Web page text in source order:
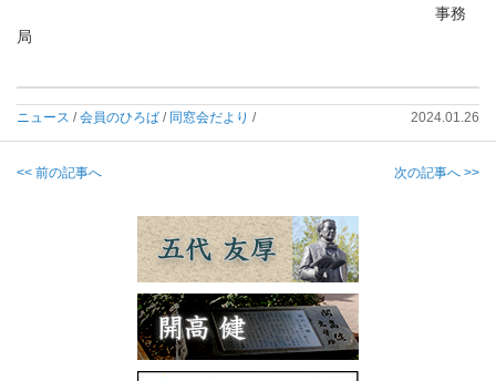
事務
局
ニュース /会員のひろば / 同窓会だより / 2024.01.26
<< 前の記事へ 次の記事へ >>